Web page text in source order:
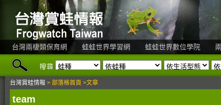
台灣兩棲類保育網 蛙蛙世界學習網 蛙蛙世界數位學院
搜尋
台灣賞蛙情報 > 部落格首頁 >文章
team